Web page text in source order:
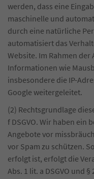
werden, dass eine
maschinelle und
durch eine natürliche
automatisiert das
Website. Im Rahmen
Informationen wie
insbesondere die IP-
Google weitergeleitet.
(2) Rechtsgrundlage
f DSGVO. Wir haben ein
Angebote vor
vor Spam zu schützen.
erfolgt ist, erfolgt die
Abs. 1 lit. a DSGVO und